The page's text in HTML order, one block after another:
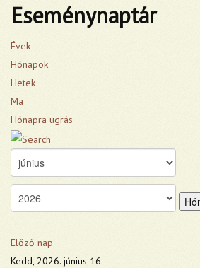
Eseménynaptár
Évek
Hónapok
Hetek
Ma
Hónapra ugrás
Előző nap
Kedd, 2026. június 16.